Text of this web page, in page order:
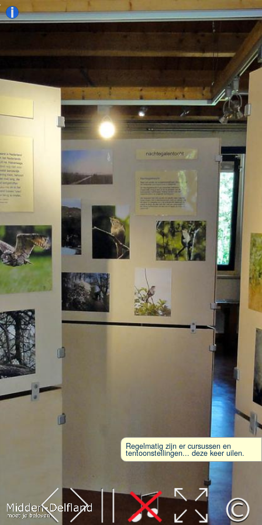
Leaflet| Map data ©OpenStreetMap
contributors,CC-BY-SA, Imagery © Mapbox
Regelmatig zijn er cursussen en
tentoonstellingen... deze keer uilen.